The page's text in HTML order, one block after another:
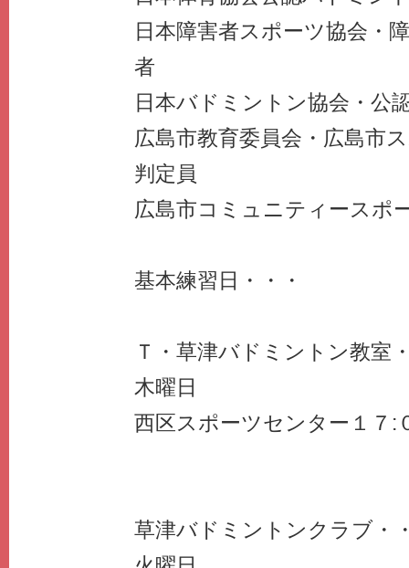
日本障害者スポーツ協会・
者
日本バドミントン協会・公
広島市教育委員会・広島市
判定員
広島市コミュニティースポ
基本練習日・・・
Ｔ・草津バドミントン教室
木曜日
西区スポーツセンター１７:
草津バドミントンクラブ・